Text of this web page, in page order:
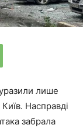
лише
Київ. Насправді
забрала